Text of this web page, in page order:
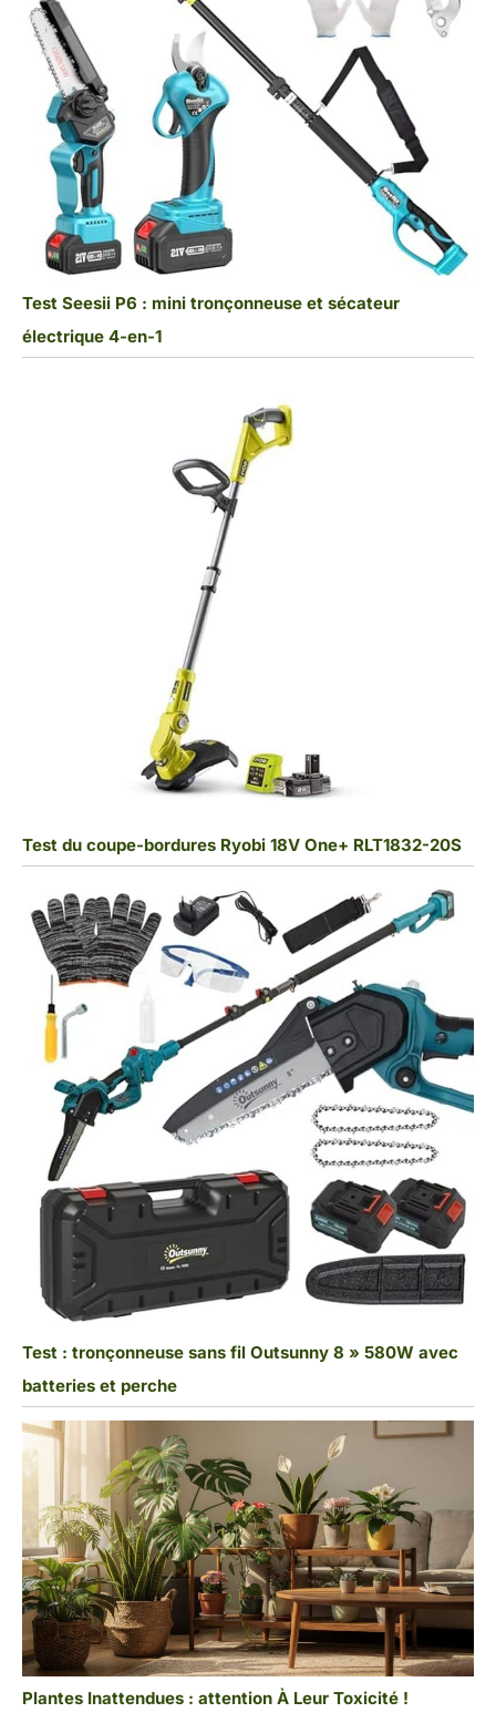
Test Seesii P6 : mini tronçonneuse et sécateur
électrique 4-en-1
Test du coupe-bordures Ryobi 18V One+ RLT1832-20S
Test : tronçonneuse sans fil Outsunny 8 » 580W avec
batteries et perche
Plantes Inattendues : attention À Leur Toxicité !